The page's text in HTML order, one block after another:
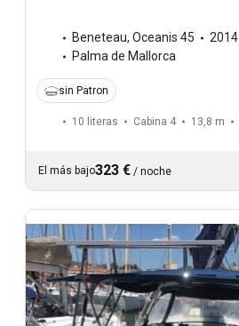
Beneteau, Oceanis 45
2014
Palma de Mallorca
sin Patron
10 literas Cabina 4 13,8 m
El más bajo323 € / noche